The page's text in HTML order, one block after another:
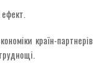
країн-партнерів